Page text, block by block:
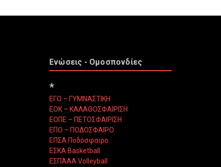
Ενώσεις - Ομοσπονδίες
*
ΕΓΟ – ΓΥΜΝΑΣΤΙΚΗ
ΕΟΚ – ΚΑΛΑΘΟΣΦΑΙΡΙΣΗ
ΕΟΠΕ – ΠΕΤΟΣΦΑΙΡΙΣΗ
ΕΠΟ – ΠΟΔΟΣΦΑΙΡΟ
ΕΠΣΑ Ποδόσφαιρο
ΕΣΚΑ Basketball
ΕΣΠΑΑΑ Volleyball